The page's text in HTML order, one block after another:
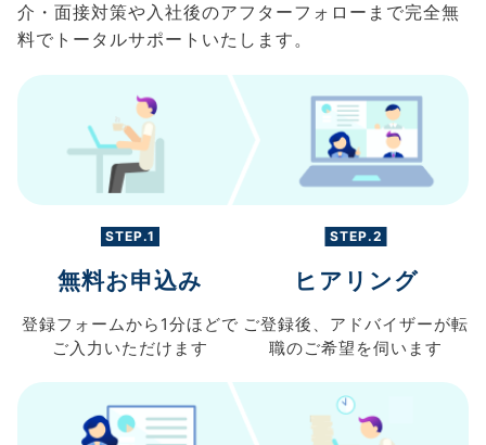
介・面接対策や入社後のアフターフォローまで完全無
料でトータルサポートいたします。
STEP.1
無料お申込み
登録フォームから 1分ほどで
ご入力 いただけます
STEP.2
ヒアリング
ご登録後、 アドバイザーが転
職のご希望を伺います